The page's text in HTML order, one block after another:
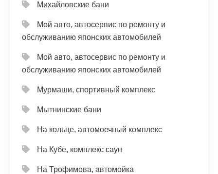
Михайловские бани
Мой авто, автосервис по ремонту и
обслуживанию японских автомобилей
Мой авто, автосервис по ремонту и
обслуживанию японских автомобилей
Мурмаши, спортивный комплекс
Мытнинские бани
На кольце, автомоечный комплекс
На Кубе, комплекс саун
На Трофимова, автомойка